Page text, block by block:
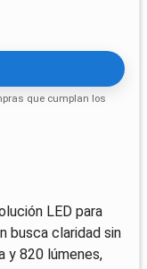
que cumplan los
LED para
busca claridad sin
y 820 lúmenes,